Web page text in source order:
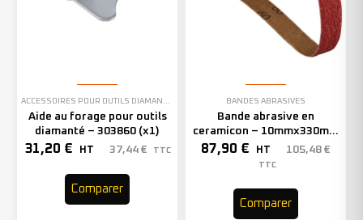
Aide au forage pour outils
diamanté – 303860 (x1)
31,20 € HT 37,44 € TTC
Comparer
BANDES ABRASIVES
Bande abrasive en
ceramicon – 10mmx330mm
– Grain 40 – 333001 (x50)
87,90 € HT 105,48 €
TTC
Comparer